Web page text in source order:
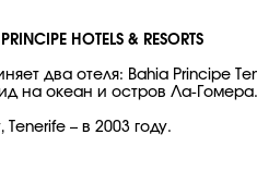
HOTELS & RESORTS
два отеля: Bahia Principe
на океан и остров Ла-Гомера.
– в 2003 году.